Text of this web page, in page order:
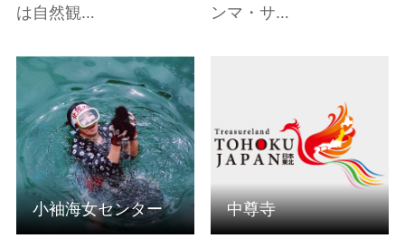
は自然観…
ンマ・サ…
小袖海女センター の詳
細はこちら
小袖海女センター 中尊寺